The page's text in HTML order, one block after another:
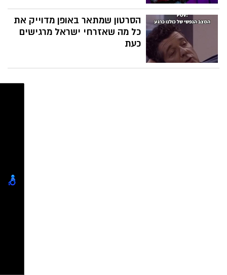
להתרחש כאשר אנשים בוחרים להתעמת
ראש-בראש עם הבושה שבהם. ההומור,
האנושיות והפגיעות שבה מתגלים בכל אחת
ממילותיה.
הסרטון שמתאר באופן מדוייק את
כל מה שאזרחי ישראל מרגישים
כעת